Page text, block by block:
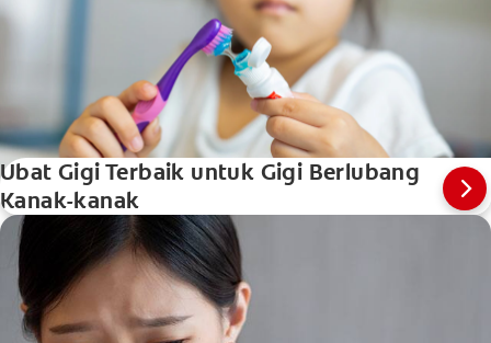
Ubat Gigi Terbaik untuk Gigi Berlubang
Kanak-kanak